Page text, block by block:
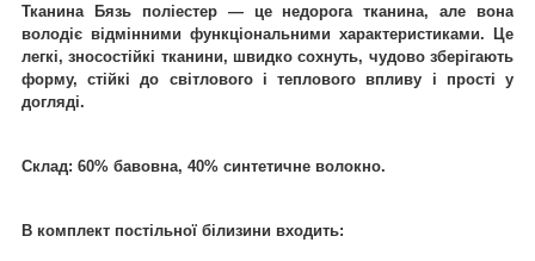
Тканина Бязь поліестер ― це недорога тканина, але вона
володіє відмінними функціональними характеристиками. Це
легкі, зносостійкі тканини, швидко сохнуть, чудово зберігають
форму, стійкі до світлового і теплового впливу і прості у
догляді.
Склад: 60% бавовна, 40% синтетичне волокно.
В комплект постільної білизини входить: